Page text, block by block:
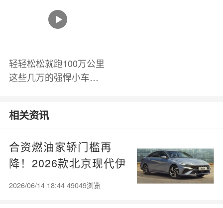
轻轻松松就跑100万公里
这些几万的强悍小车你
相关资讯
合资燃油家轿门槛再
降！2026款北京现代伊
兰特上市：9.98万起
2026/06/14 18:44 49049浏览